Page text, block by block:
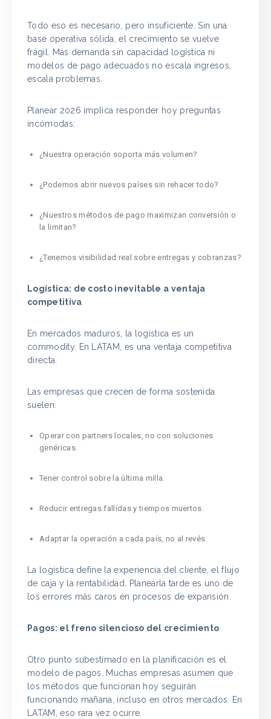
Todo eso es necesario, pero insuficiente. Sin una
base operativa sólida, el crecimiento se vuelve
frágil. Más demanda sin capacidad logística ni
modelos de pago adecuados no escala ingresos,
escala problemas.
Planear 2026 implica responder hoy preguntas
incómodas:
¿Nuestra operación soporta más volumen?
¿Podemos abrir nuevos países sin rehacer todo?
¿Nuestros métodos de pago maximizan conversión o
la limitan?
¿Tenemos visibilidad real sobre entregas y cobranzas?
Logística: de costo inevitable a ventaja
competitiva
En mercados maduros, la logística es un
commodity. En LATAM, es una ventaja competitiva
directa.
Las empresas que crecen de forma sostenida
suelen:
Operar con partners locales, no con soluciones
genéricas.
Tener control sobre la última milla.
Reducir entregas fallidas y tiempos muertos.
Adaptar la operación a cada país, no al revés.
La logística define la experiencia del cliente, el flujo
de caja y la rentabilidad. Planearla tarde es uno de
los errores más caros en procesos de expansión.
Pagos: el freno silencioso del crecimiento
Otro punto subestimado en la planificación es el
modelo de pagos. Muchas empresas asumen que
los métodos que funcionan hoy seguirán
funcionando mañana, incluso en otros mercados. En
LATAM, eso rara vez ocurre.